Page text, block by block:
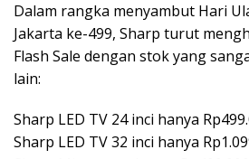
Dalam rangka menyambut Hari
Jakarta ke-499, Sharp turut
Flash Sale dengan stok yang
lain:
Sharp LED TV 24 inci hanya
Sharp LED TV 32 inci hanya